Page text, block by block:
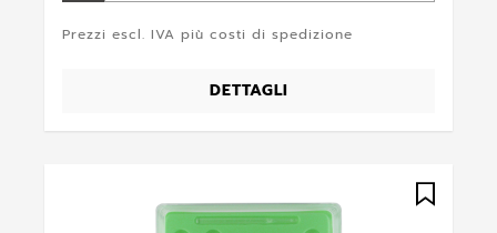
Prezzi escl. IVA più costi di spedizione
DETTAGLI